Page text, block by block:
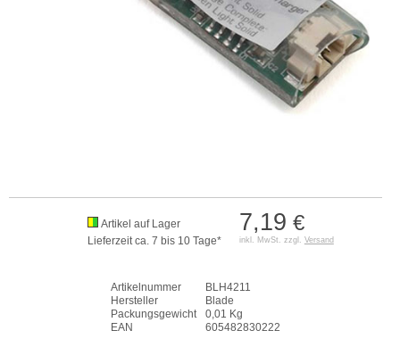
7,19 €
inkl. MwSt. zzgl. Versand
Artikel auf Lager
Lieferzeit ca. 7 bis 10 Tage*
Artikelnummer
BLH4211
Hersteller
Blade
Packungsgewicht
0,01 Kg
EAN
605482830222